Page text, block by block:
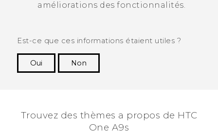
améliorations des fonctionnalités.
Est-ce que ces informations étaient utiles ?
Oui
Non
Trouvez des thèmes a propos de HTC
One A9s